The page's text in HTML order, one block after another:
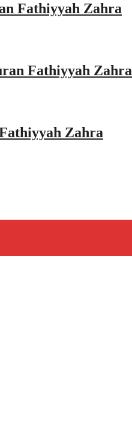
Fathiyyah Zahra
Fathiyyah Zahra
Zahra